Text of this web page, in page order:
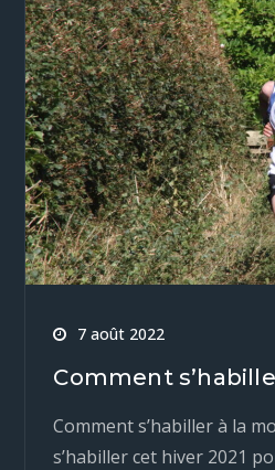
7 août 2022
Comment
Comment s’habiller à la
s’habiller cet hiver 2021